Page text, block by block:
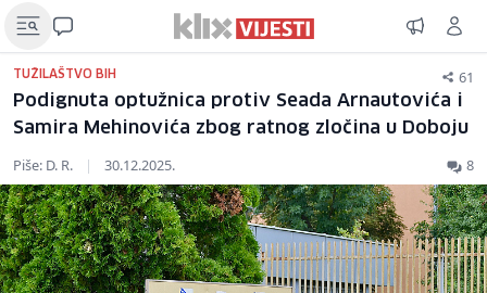
TUŽILAŠTVO BIH 61
Podignuta optužnica protiv Seada Arnautovića i
Samira Mehinovića zbog ratnog zločina u Doboju
Piše: D. R. | 30.12.2025. 8